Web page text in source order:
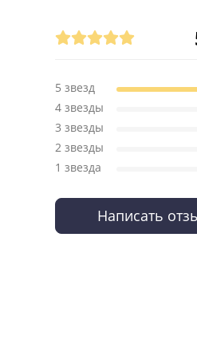
5 звезд
4 звезды
3 звезды
2 звезды
1 звезда
Написать